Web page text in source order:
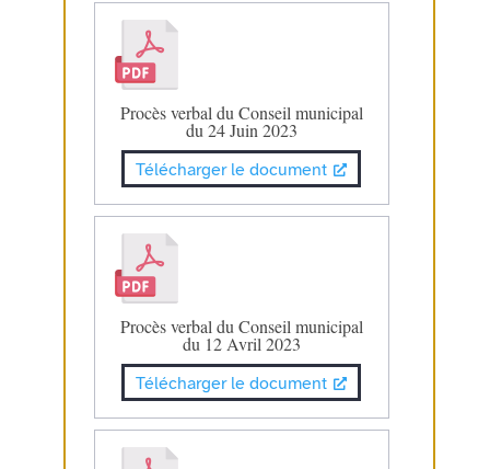
Procès verbal du Conseil municipal
du 24 Juin 2023
Télécharger le document
Procès verbal du Conseil municipal
du 12 Avril 2023
Télécharger le document